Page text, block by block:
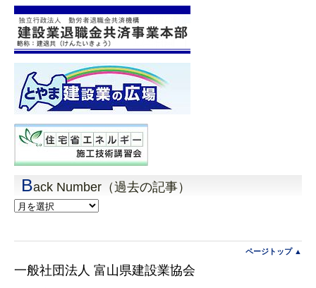
Back Number（過去の記事）
Back
Number（過
事）
ページトップ ▲
一般社団法人 富山県建設業協会